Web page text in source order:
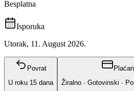
Besplatna
Isporuka
Utorak, 11. August 2026.
Povrat
U roku 15 dana
Žiralno · Gotovinski ·